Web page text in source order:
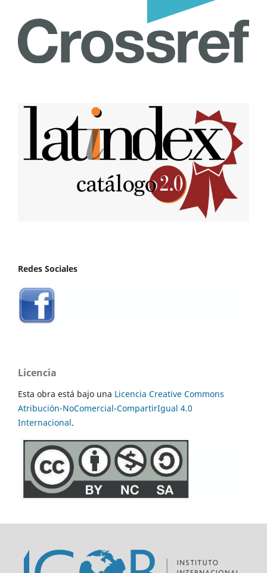
Redes Sociales
Licencia
Esta obra está bajo una Licencia Creative Commons
Atribución-NoComercial-CompartirIgual 4.0
Internacional.